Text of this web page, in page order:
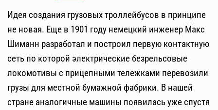
Идея создания грузовых троллейбусов в принципе
не новая. Еще в 1901 году немецкий инженер Макс
Шиманн разработал и построил первую контактную
сеть по которой электрические безрельсовые
локомотивы с прицепными тележками перевозили
грузы для местной бумажной фабрики. В нашей
стране аналогичные машины появилась уже спустя